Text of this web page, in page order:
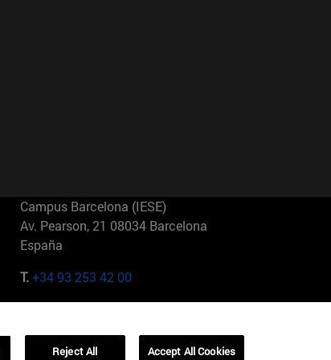
Campus Barcelona (IESE)
Av. Pearson, 21 08034 Barcelona
España
T.+34 93 253 42 00
01321001 Bela Vista Brasil
Reject All Accept All Cookies